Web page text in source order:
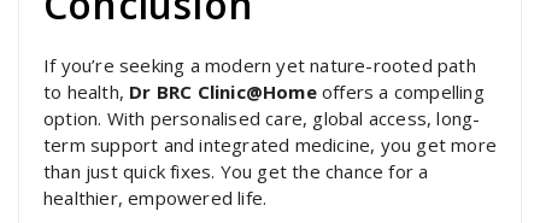
If you’re seeking a modern yet nature-rooted path
to health, Dr BRC Clinic@Homeoffers a compelling
option. With personalised care, global access, long-
term support and integrated medicine, you get more
than just quick fixes. You get the chance for a
healthier, empowered life.